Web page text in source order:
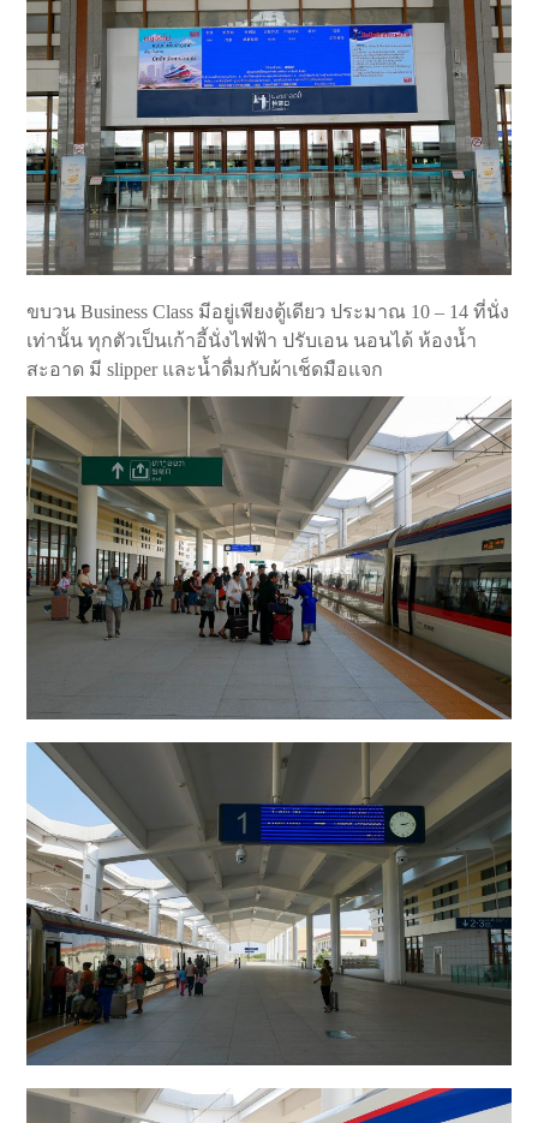
ขบวน Business Class มีอยู่เพียงตู้เดียว ประมาณ 10 – 14 ที่นั่ง
เท่านั้น ทุกตัวเป็นเก้าอี้นั่งไฟฟ้า ปรับเอน นอนได้ ห้องน้ำ
สะอาด มี slipper และน้ำดื่มกับผ้าเช็ดมือแจก